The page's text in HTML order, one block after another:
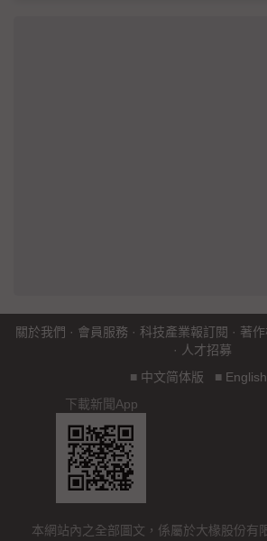
關於我們 · 會員服務 · 科技產業報訂閱 · 著
· 人才招募
■ 中文简体版 ■ English
下載新聞App
本網站內之全部圖文，係屬於大椽股份有